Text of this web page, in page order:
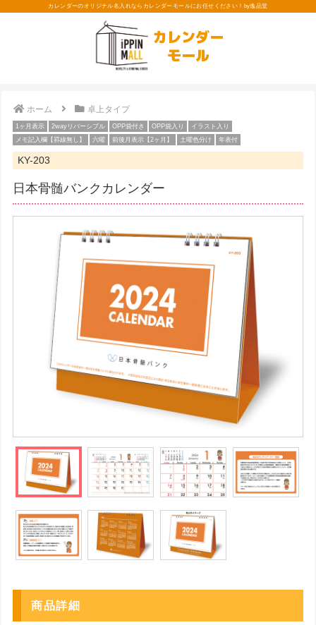
カレンダーのオリジナル名入れならカレンダーモールにお任せください！by逸品堂
カレンダー
モール
ホーム 卓上タイプ
1ヶ月表示 2wayリバーシブル OPP袋付き OPP袋入り
イラスト入り
メモ記入欄【罫線無し】
六曜 前後月表示【2ヶ月】 土曜色分け 年表付
KY-203
日本骨髄バンクカレンダー
商品詳細